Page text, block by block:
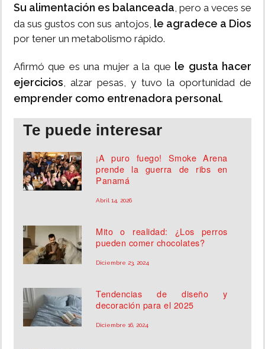
Su alimentación es balanceada, pero a veces se
da sus gustos con sus antojos, le agradece a Dios
por tener un metabolismo rápido.
Afirmó que es una mujer a la que le gusta hacer
ejercicios, alzar pesas, y tuvo la oportunidad de
emprender como entrenadora personal.
Te puede interesar
¡A puro fuego! Smoke Arena
prende la guerra de ribs en
Panamá
Abril 14, 2026
Mito o realidad: ¿Los perros
pueden comer chocolates?
Diciembre 23, 2024
Tendencias de diseño y
decoración para el 2025
Diciembre 16, 2024